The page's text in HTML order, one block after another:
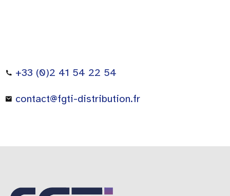
+33 (0)2 41 54 22 54
contact@fgti-distribution.fr